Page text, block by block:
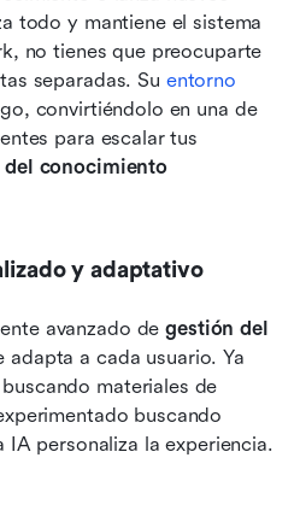
todo y mantiene el sistema
no tienes que preocuparte
separadas. Su entorno
convirtiéndolo en una de
para escalar tus
del conocimiento
y adaptativo
avanzado de gestión del
adapta a cada usuario. Ya
materiales de
buscando